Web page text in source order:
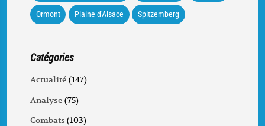
Ormont Plaine d'Alsace Spitzemberg
Catégories
Actualité (147)
Analyse (75)
Combats (103)